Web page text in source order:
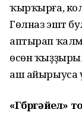
ҡырҡырға,
Гөлназ эштә
аптырап
өсөн
аш айырыуса
«Гөбөргәйел»